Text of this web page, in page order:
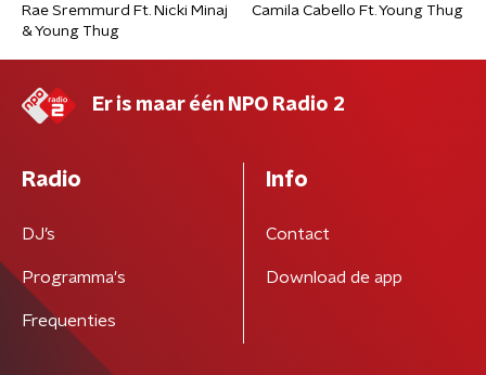
Rae Sremmurd Ft. Nicki Minaj
& Young Thug
Camila Cabello Ft. Young Thug
Er is maar één NPO Radio 2
Radio
DJ’s
Programma's
Frequenties
Info
Contact
Download de app